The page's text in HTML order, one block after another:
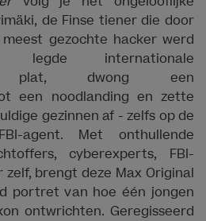
de Finse tiener die door
gezochte hacker werd
legde internationale
plat, dwong een
een noodlanding en zette
gezinnen af - zelfs op de
agent. Met onthullende
cyberexperts, FBI-
brengt deze Max Original
portret van hoe één jongen
ontwrichten. Geregisseerd